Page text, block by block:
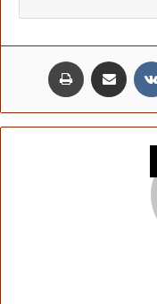
مشاركة عبر البريد